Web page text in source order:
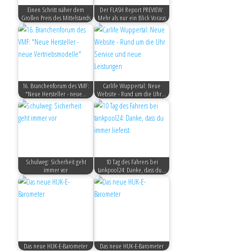
Einen Schritt näher dem
Großen Preis des Mittelstands
Der FLASH Report PREVIEW:
Mehr als nur ein Blick Voraus
16. Branchenforum des VMF:
"Neue Hersteller - neue…
Carlife Wuppertal: Neue
Website - Rund um die Uhr…
Schulweg: Sicherheit geht
immer vor
10 Tag des Fahrers bei
tankpool24: Danke, dass du…
Das neue HUK-E-Barometer Das neue HUK-E-Barometer